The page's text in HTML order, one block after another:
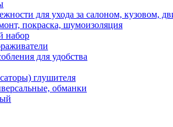
для ухода за салоном, кузовом,
покраска, шумоизоляция
набор
для удобства
глушителя
обманки